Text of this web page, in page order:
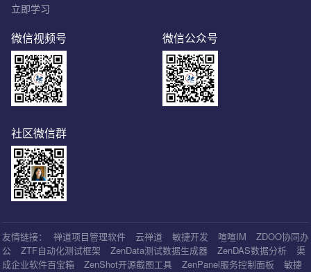
立即学习
微信公众号
微信视频号
社区微信群
友情链接： 禅道项目管理软件 云禅道 敏捷开发 喧喧IM
ZDOO协同办
公
ZTF自动化测试框架 ZenData测试数据生成器 ZenDAS数据分析
渠
成企业软件百宝箱
ZenShot开源截图工具 ZenPanel服务控制面板
敏捷